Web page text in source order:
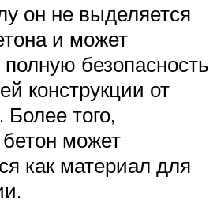
он не выделяется
и может
безопасность
конструкции от
Более того,
может
как материал для